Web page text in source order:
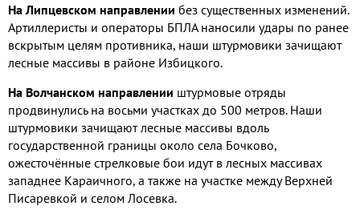
На Липцевском направлении без существенных изменений.
Артиллеристы и операторы БПЛА наносили удары по ранее
вскрытым целям противника, наши штурмовики зачищают
лесные массивы в районе Избицкого.
На Волчанском направлении штурмовые отряды
продвинулись на восьми участках до 500 метров. Наши
штурмовики зачищают лесные массивы вдоль
государственной границы около села Бочково,
ожесточённые стрелковые бои идут в лесных массивах
западнее Караичного, а также на участке между Верхней
Писаревкой и селом Лосевка.